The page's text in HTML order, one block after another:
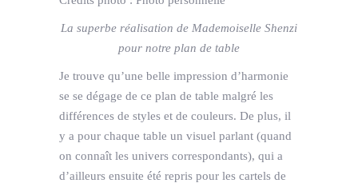
La superbe réalisation de Mademoiselle Shenzi
pour notre plan de table
Je trouve qu’une belle impression d’harmonie
se se dégage de ce plan de table malgré les
différences de styles et de couleurs. De plus, il
y a pour chaque table un visuel parlant (quand
on connaît les univers correspondants), qui a
d’ailleurs ensuite été repris pour les cartels de